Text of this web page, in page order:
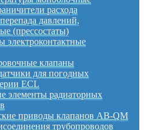
расхода
давлений,
(прессостаты)
электроконтактные
клапаны
для погодных
ECL
элементы радиаторных
приводы клапанов AB-QM
трубопроводов